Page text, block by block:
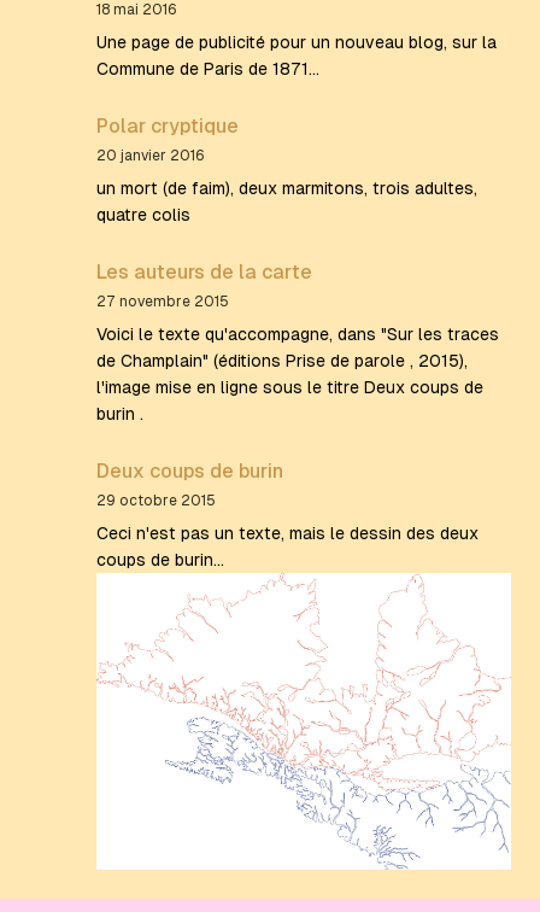
18 mai 2016
Une page de publicité pour un nouveau blog, sur la
Commune de Paris de 1871...
Polar cryptique
20 janvier 2016
un mort (de faim), deux marmitons, trois adultes,
quatre colis
Les auteurs de la carte
27 novembre 2015
Voici le texte qu'accompagne, dans "Sur les traces
de Champlain" (éditions Prise de parole , 2015),
l'image mise en ligne sous le titre Deux coups de
burin .
Deux coups de burin
29 octobre 2015
Ceci n'est pas un texte, mais le dessin des deux
coups de burin...